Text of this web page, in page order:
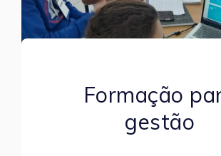
Formação
gestão